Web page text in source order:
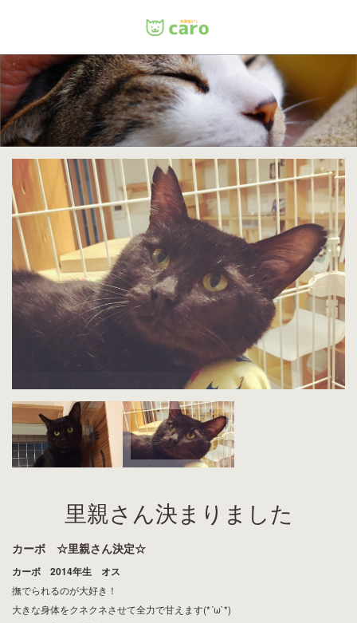
里親さん決まりました
カーボ ☆里親さん決定☆
カーボ 2014年生 オス
撫でられるのが大好き！
大きな身体をクネクネさせて全力で甘えます(*´ω`*)
Menu
ホーム
料金
里親について
店舗情報
お問い合わせ